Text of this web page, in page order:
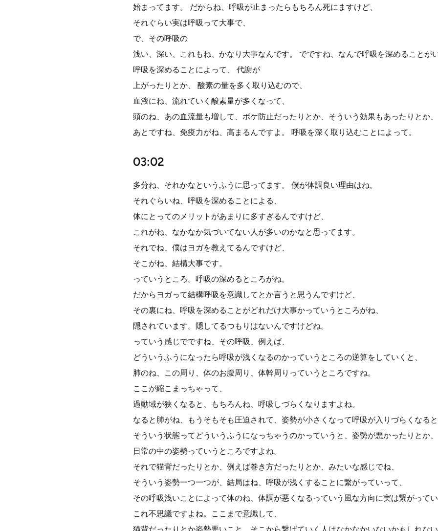
始まってます。 だからね、呼吸が止まったらもちろん死にますけど、
それぐらい実は呼吸って大事で、
で、その呼吸の
浅い、深い、これもね、かなり大事なんです。 でですね、なんで呼吸を深めることが
呼吸を深めることによって、 代謝が
上がったりとか、 酸素の量を多く取り込むので、
血液にね、流れていく酸素量が多くなって、
頭のね、あの血流量も増して、ボケ防止だったりとか、そういう効果もあったりとか、
あとですね、免疫力がね、高まるんですよ。 呼吸を深く取り込むことによって。
03:02
多分ね、それかなというふうに思ってます。 僕が体調良い理由はね。
それぐらいね、呼吸を深めることによる、
体にとってのメリットがあまりに多すぎるんですけど、
これがね、なかなか気づいてない人が多いのかなと思ってます。
それでね、僕はヨガを教えてるんですけど、
そこがね、結構大事です。
っていうところ。呼吸の深めるところがね。
だからヨガって結構呼吸を意識してとか言うと思うんですけど、
その裏にね、呼吸を深めることがどれだけ大事かっていうところがね、
隠されています。隠してるつもりはないんですけどね。
っていう感じでですね、その呼吸、例えば、
どういうふうになったら呼吸が浅くなるのかっていうところの逆算をしていくと、
肺のね、この周り、体のお腹周り、体幹周りっていうところですね。
ここが縮こまっちゃって、
過動域が狭くなると、もちろんね、呼吸しづらくなりますよね。
なると肺がね、もうそもそも圧迫されて、姿勢が小さくなって呼吸が入りづらくなると
そういう状態ってどういうふうになっちゃうのかっていうと、姿勢が悪かったりとか、
日常の中の姿勢っていうところですよね。
それで猫背だったりとか、例えば巻き方だったりとか、みたいな感じでね、
そういう姿勢一つ一つが、結局はね、呼吸が浅くすることに繋がっていって、
その呼吸浅いことによって体のね、体調が悪くなるっていう風な方向に実は繋がってい
これ不思議ですよね。ここまで意識して、